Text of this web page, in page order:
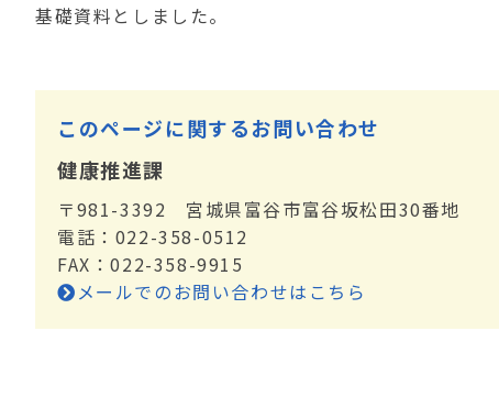
基礎資料としました。
このページに関するお問い合わせ
健康推進課
〒981-3392 宮城県富谷市富谷坂松田30番地
電話：022-358-0512
FAX：022-358-9915
メールでのお問い合わせはこちら